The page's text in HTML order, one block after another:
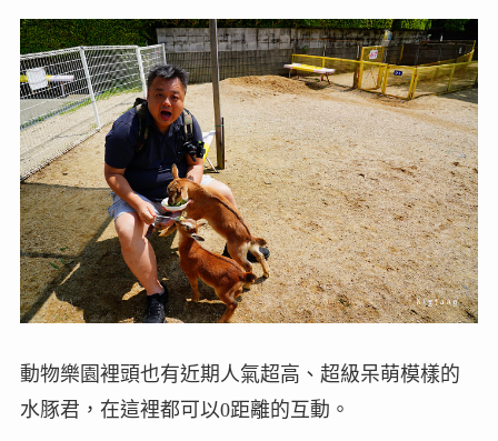
動物樂園裡頭也有近期人氣超高、超級呆萌模樣的
水豚君，在這裡都可以0距離的互動。